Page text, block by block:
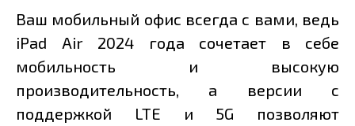
Ваш мобильный офис всегда с вами, ведь
iPad Air 2024 года сочетает в себе
мобильность и высокую
производительность, а версии с
поддержкой LTE и 5G позволяют